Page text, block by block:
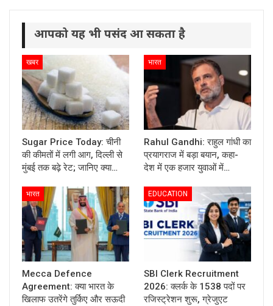
आपको यह भी पसंद आ सकता है
खबर
Sugar Price Today: चीनी
की कीमतों में लगी आग, दिल्ली से
मुंबई तक बढ़े रेट; जानिए क्या…
भारत
Rahul Gandhi: राहुल गांधी का
प्रयागराज में बड़ा बयान, कहा-
देश में एक हजार युवाओं में…
भारत
Mecca Defence
Agreement: क्या भारत के
खिलाफ उतरेंगे तुर्किए और सऊदी
EDUCATION
SBI Clerk Recruitment
2026: क्लर्क के 1538 पदों पर
रजिस्ट्रेशन शुरू, ग्रेजुएट